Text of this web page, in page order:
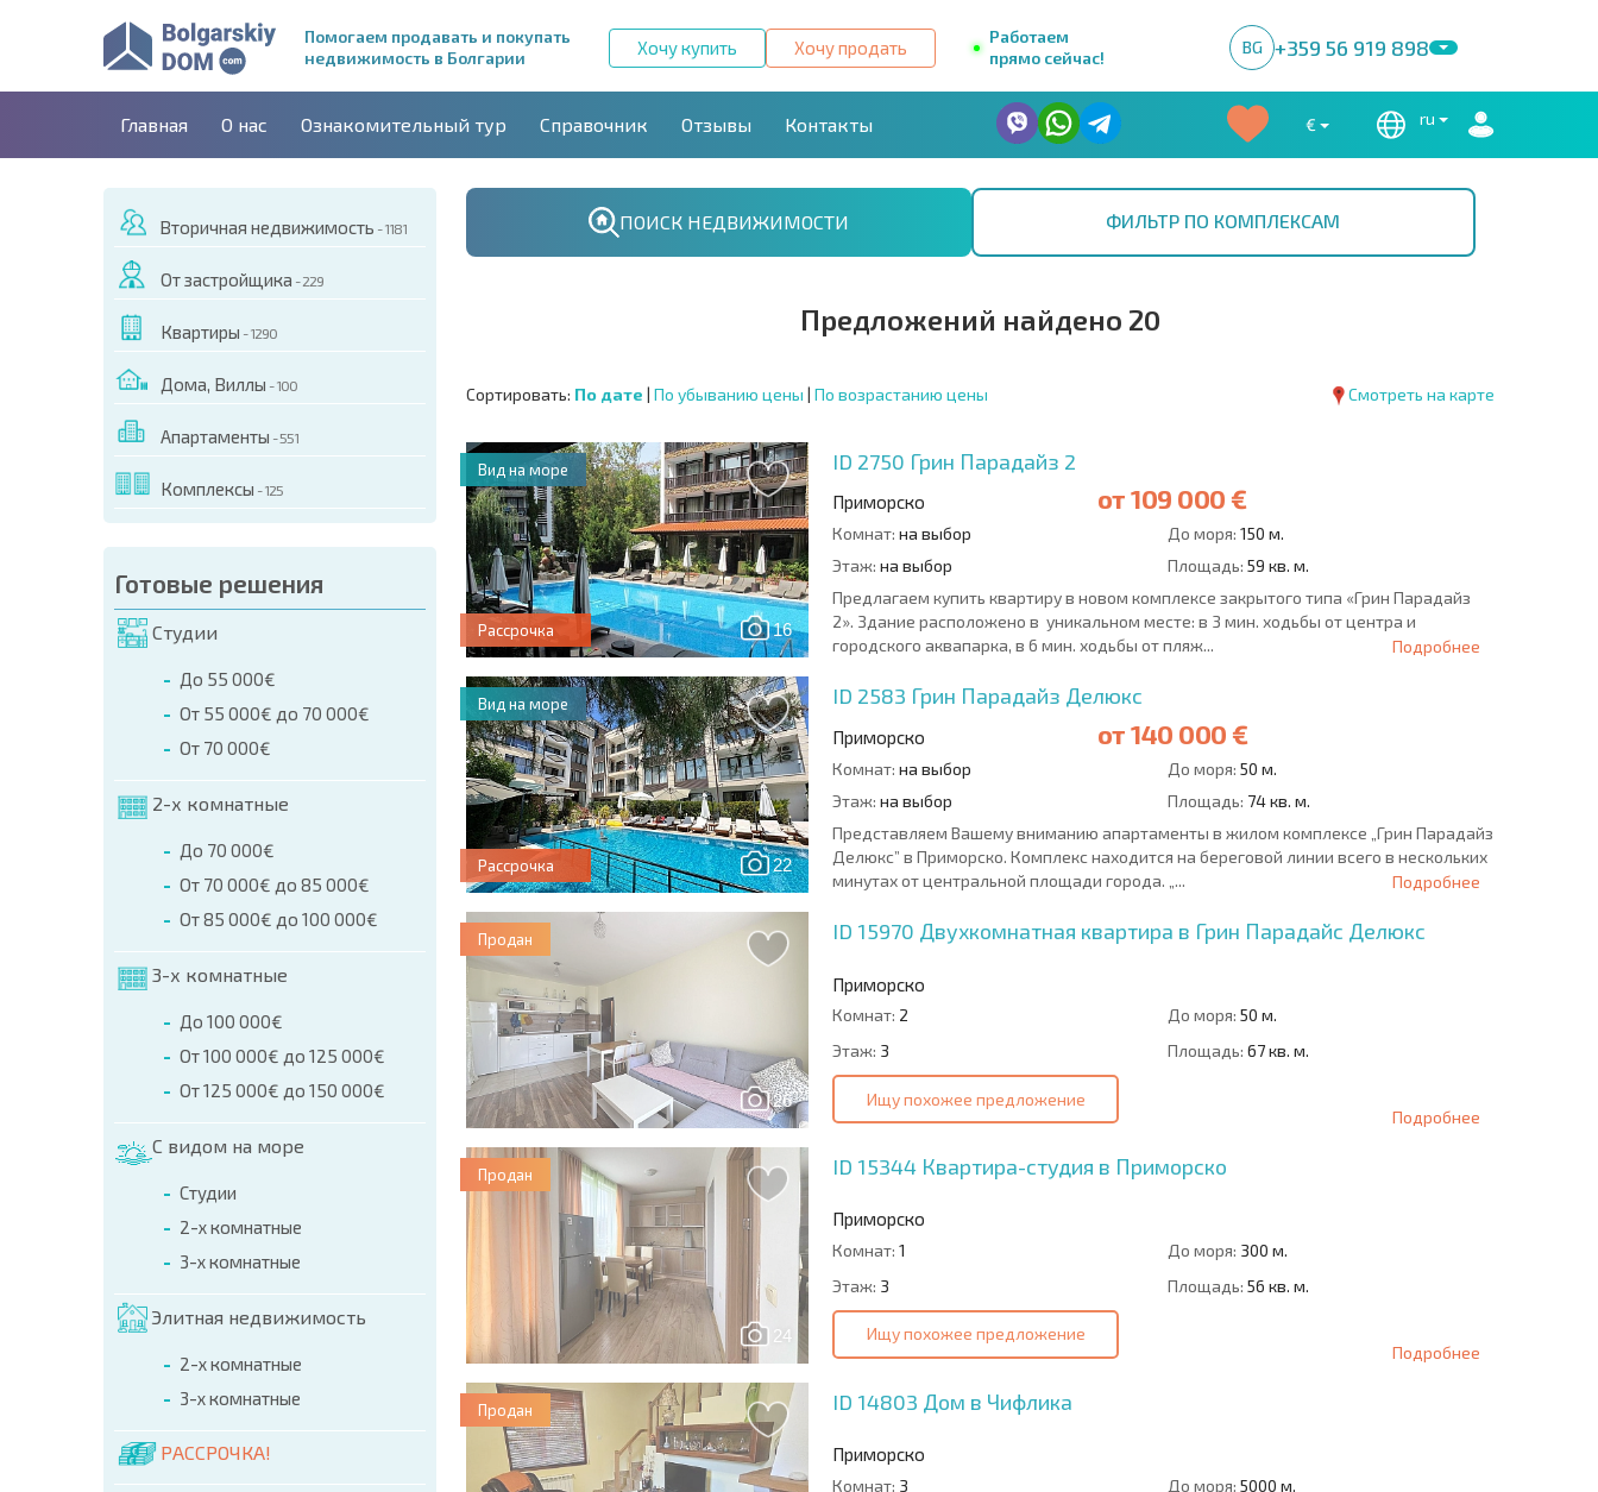
Помогаем продавать и покупать
недвижимость в Болгарии
Хочу купить Хочу продать
Работаем
прямо сейчас!
BG +359 56 919 898
Главная О нас Ознакомительный тур Справочник Отзывы Контакты € ru
Вторичная недвижимость - 1181
От застройщика - 229
Квартиры - 1290
Дома, Виллы - 100
Апартаменты - 551
Комплексы - 125
Готовые решения
Студии
До 55 000€
От 55 000€ до 70 000€
От 70 000€
2-х комнатные
До 70 000€
От 70 000€ до 85 000€
От 85 000€ до 100 000€
3-х комнатные
До 100 000€
От 100 000€ до 125 000€
От 125 000€ до 150 000€
С видом на море
Студии
2-х комнатные
3-х комнатные
Элитная недвижимость
2-х комнатные
3-х комнатные
РАССРОЧКА!
ПОИСК НЕДВИЖИМОСТИ ФИЛЬТР ПО КОМПЛЕКСАМ
Предложений найдено 20
Сортировать: По дате | По убыванию цены | По возрастанию цены Смотреть на карте
16
Рассрочка
ID 2750 Грин Парадайз 2
Приморско от109 000 €
Комнат: на выбор До моря: 150 м.
Этаж: на выбор Площадь: 59 кв. м.
Вид на море
Предлагаем купить квартиру в новом комплексе закрытого типа «Грин Парадайз
2». Здание расположено в уникальном месте: в 3 мин. ходьбы от центра и
городского аквапарка, в 6 мин. ходьбы от пляж...
Подробнее
22
Рассрочка
ID 2583 Грин Парадайз Делюкс
Приморско от140 000 €
Комнат: на выбор До моря: 50 м.
Этаж: на выбор Площадь: 74 кв. м.
Вид на море
Представляем Вашему вниманию апартаменты в жилом комплексе „Грин Парадайз
Делюкс” в Приморско. Комплекс находится на береговой линии всего в нескольких
минутах от центральной площади города. „...
Подробнее
26
ID 15970 Двухкомнатная квартира в Грин Парадайс Делюкс
Приморско
Комнат: 2 До моря: 50 м.
Этаж: 3 Площадь: 67 кв. м.
Продан
Ищу похожее предложение
Подробнее
24
ID 15344 Квартира-студия в Приморско
Приморско
Комнат: 1 До моря: 300 м.
Этаж: 3 Площадь: 56 кв. м.
Продан
Ищу похожее предложение
Подробнее
ID 14803 Дом в Чифлика
Приморско
Комнат: 3 До моря: 5000 м.
Продан